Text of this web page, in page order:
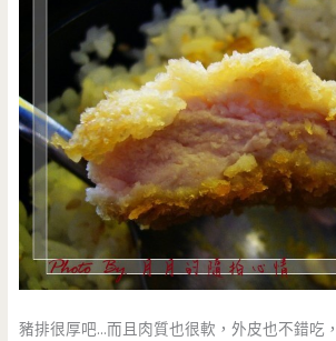
豬排很厚吧…而且肉質也很軟，外皮也不錯吃